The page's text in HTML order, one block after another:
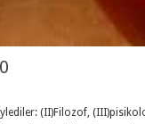
(II)Filozof,